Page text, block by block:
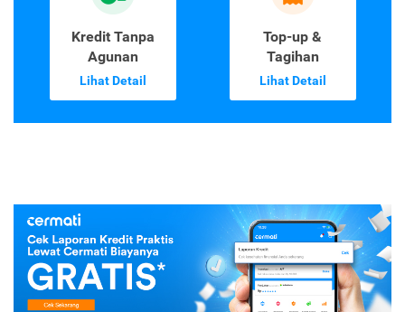
Kredit Tanpa
Agunan
Lihat Detail
Top-up &
Tagihan
Lihat Detail